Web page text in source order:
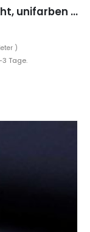
Tencel, Viskosestoff – extra leicht, unifarben Blaugrün
)
3 Tage.